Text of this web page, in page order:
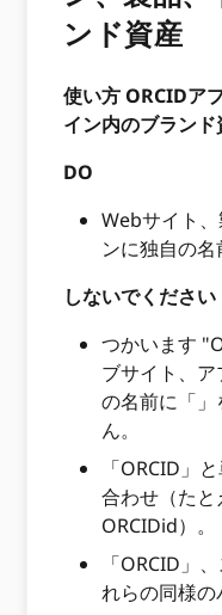
ンド資産
使い方 ORCIDア
イン内のブランド
DO
Webサイト
ンに独自の名
しないでください
つかいます
ブサイト、
の名前に「
ん。
「ORCID」
合わせ（たと
ORCIDid）。
「ORCID」
れらの同様の